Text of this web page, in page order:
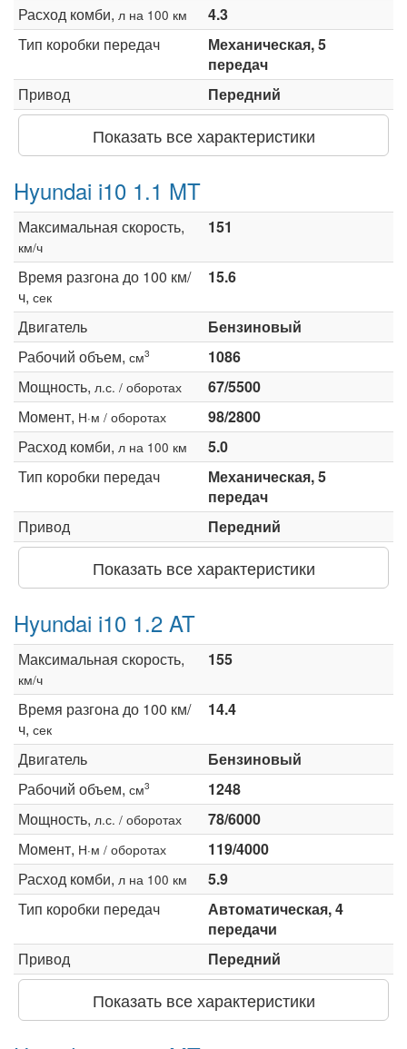
Расход комби, л на 100 км
4.3
Тип коробки передач
Механическая, 5
передач
Привод
Передний
Показать все характеристики
Hyundai i10 1.1 MT
Максимальная скорость,
км/ч
151
Время разгона до 100 км/
ч, сек
15.6
Двигатель
Бензиновый
Рабочий объем, см3
1086
Мощность, л.с. / оборотах
67/5500
Момент, Н·м / оборотах
98/2800
Расход комби, л на 100 км
5.0
Тип коробки передач
Механическая, 5
передач
Привод
Передний
Показать все характеристики
Hyundai i10 1.2 AT
Максимальная скорость,
км/ч
155
Время разгона до 100 км/
ч, сек
14.4
Двигатель
Бензиновый
Рабочий объем, см3
1248
Мощность, л.с. / оборотах
78/6000
Момент, Н·м / оборотах
119/4000
Расход комби, л на 100 км
5.9
Тип коробки передач
Автоматическая, 4
передачи
Привод
Передний
Показать все характеристики